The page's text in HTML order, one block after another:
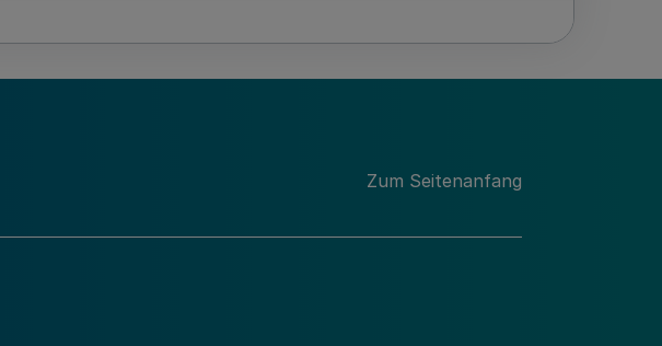
Zum Seitenanfang